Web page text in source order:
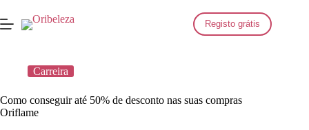
para
o
Registo grátis
Carreira
Como conseguir até 50% de desconto nas suas compras
Oriflame